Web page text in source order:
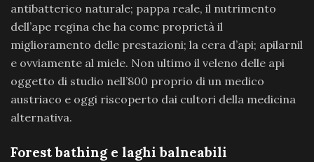
antibatterico naturale; pappa reale, il nutrimento
dell’ape regina che ha come proprietà il
miglioramento delle prestazioni; la cera d’api; apilarnil
e ovviamente al miele. Non ultimo il veleno delle api
oggetto di studio nell’800 proprio di un medico
austriaco e oggi riscoperto dai cultori della medicina
alternativa.
Forest bathing e laghi balneabili